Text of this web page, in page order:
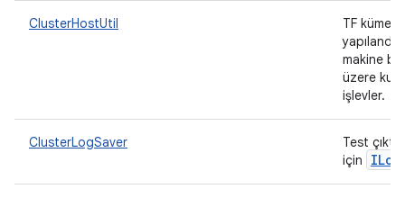
ClusterHostUtil
TF
makine
üzere
işlevler.
ClusterLogSaver
Test
için
ILog